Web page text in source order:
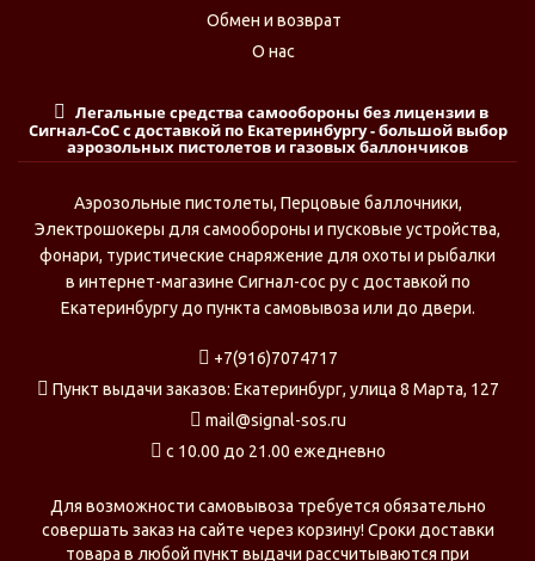
Обмен и возврат
О нас
Легальные средства самообороны без лицензии в
Сигнал-СоС с доставкой по Екатеринбургу - большой выбор
аэрозольных пистолетов и газовых баллончиков
Аэрозольные пистолеты, Перцовые баллочники,
Электрошокеры для самообороны и пусковые устройства,
фонари, туристические снаряжение для охоты и рыбалки
в интернет-магазине Сигнал-сос ру с доставкой по
Екатеринбургу до пункта самовывоза или до двери.
+7(916)7074717
Пункт выдачи заказов: Екатеринбург, улица 8 Марта, 127
mail@signal-sos.ru
c 10.00 до 21.00 ежедневно
Для возможности самовывоза требуется обязательно
совершать заказ на сайте через корзину! Сроки доставки
товара в любой пункт выдачи рассчитываются при